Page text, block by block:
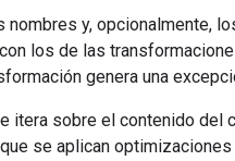
y, opcionalmente,
los de las
genera una
itera sobre el contenido del
que se aplican